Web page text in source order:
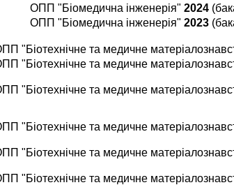
ОПП "Біомедична інженерія" 2024
ОПП "Біомедична інженерія" 2023
"Біотехнічне та медичне
"Біотехнічне та медичне
"Біотехнічне та медичне
"Біотехнічне та медичне
"Біотехнічне та медичне
"Біотехнічне та медичне